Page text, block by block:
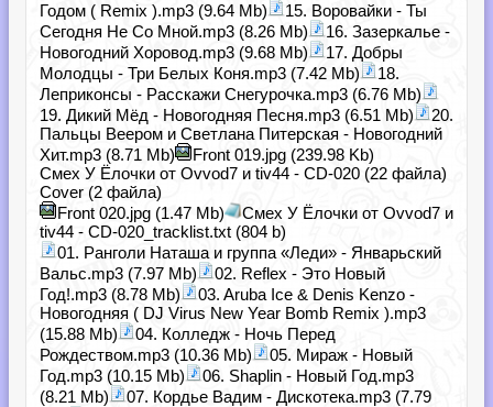
Годом ( Remix ).mp3 (9.64 Mb)
15. Воровайки - Ты
Сегодня Не Со Мной.mp3 (8.26 Mb)
16. Зазеркалье -
Новогодний Хоровод.mp3 (9.68 Mb)
17. Добры
Молодцы - Три Белых Коня.mp3 (7.42 Mb)
18.
Леприконсы - Расскажи Снегурочка.mp3 (6.76 Mb)
19. Дикий Мёд - Новогодняя Песня.mp3 (6.51 Mb)
20.
Пальцы Веером и Светлана Питерская - Новогодний
Хит.mp3 (8.71 Mb)
Front 019.jpg (239.98 Kb)
Смех У Ёлочки от Ovvod7 и tiv44 - CD-020 (22 файла)
Cover (2 файла)
Front 020.jpg (1.47 Mb)
Смех У Ёлочки от Ovvod7 и
tiv44 - CD-020_tracklist.txt (804 b)
01. Ранголи Наташа и группа «Леди» - Январьский
Вальс.mp3 (7.97 Mb)
02. Reflex - Это Новый
Год!.mp3 (8.78 Mb)
03. Aruba Ice & Denis Kenzo -
Новогодняя ( DJ Virus New Year Bomb Remix ).mp3
(15.88 Mb)
04. Колледж - Ночь Перед
Рождеством.mp3 (10.36 Mb)
05. Мираж - Новый
Год.mp3 (10.15 Mb)
06. Shaplin - Новый Год.mp3
(8.21 Mb)
07. Кордье Вадим - Дискотека.mp3 (7.79